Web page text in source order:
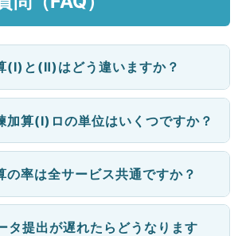
(Ⅰ)と(Ⅱ)はどう違いますか？
加算(Ⅰ)ロの単位はいくつですか？
の率は全サービス共通ですか？
タ提出が遅れたらどうなります